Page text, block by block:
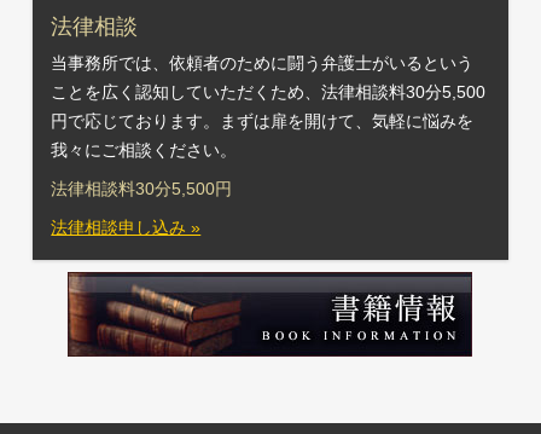
法律相談
当事務所では、依頼者のために闘う弁護士がいるという
ことを広く認知していただくため、法律相談料30分5,500
円で応じております。まずは扉を開けて、気軽に悩みを
我々にご相談ください。
法律相談料30分5,500円
法律相談申し込み »